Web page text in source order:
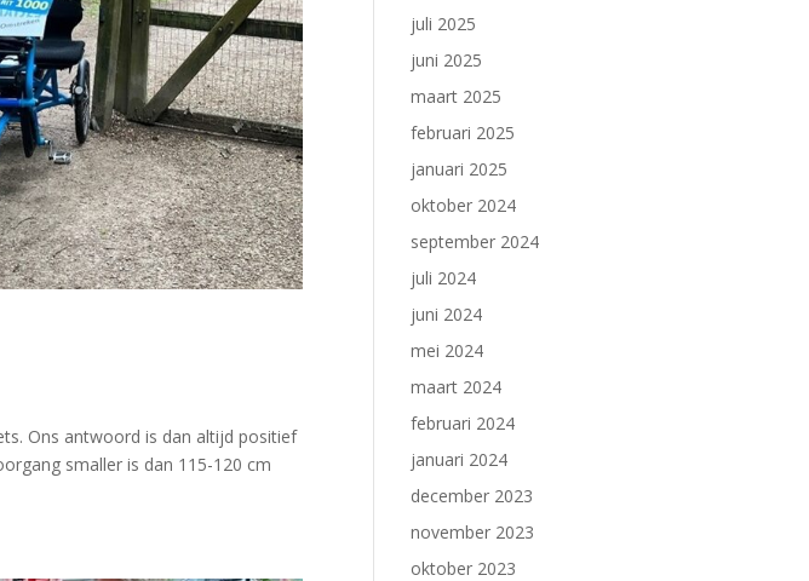
Ons antwoord is dan altijd positief
smaller is dan 115-120 cm
juli 2025
juni 2025
maart 2025
februari 2025
januari 2025
oktober 2024
september 2024
juli 2024
juni 2024
mei 2024
maart 2024
februari 2024
januari 2024
december 2023
november 2023
oktober 2023